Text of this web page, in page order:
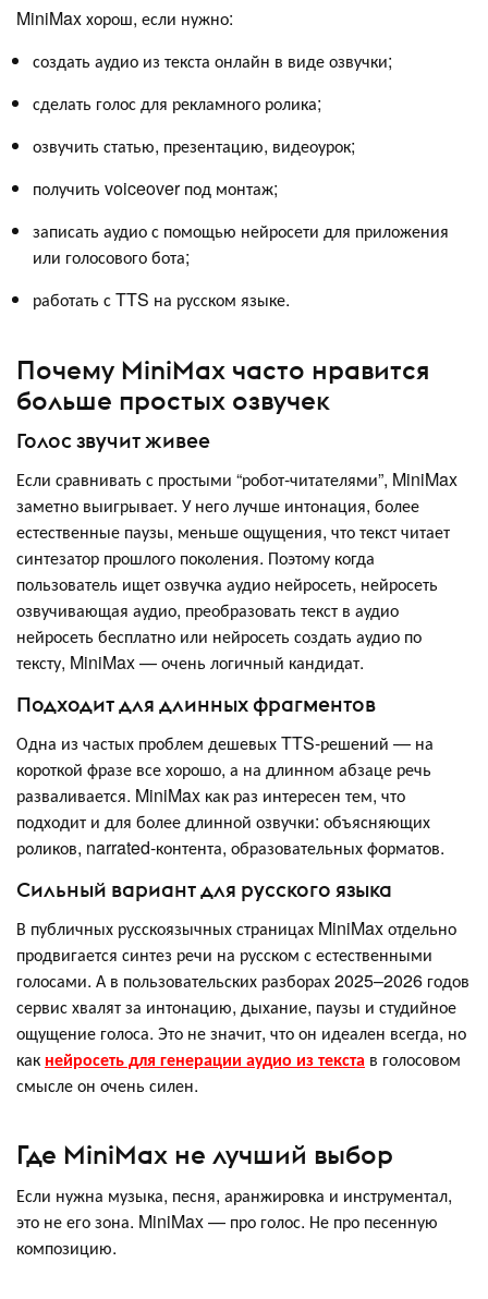
MiniMax хорош, если нужно:
создать аудио из текста онлайн в виде озвучки;
сделать голос для рекламного ролика;
озвучить статью, презентацию, видеоурок;
получить voiceover под монтаж;
записать аудио с помощью нейросети для приложения
или голосового бота;
работать с TTS на русском языке.
Почему MiniMax часто нравится
больше простых озвучек
Голос звучит живее
Если сравнивать с простыми “робот-читателями”, MiniMax
заметно выигрывает. У него лучше интонация, более
естественные паузы, меньше ощущения, что текст читает
синтезатор прошлого поколения. Поэтому когда
пользователь ищет озвучка аудио нейросеть, нейросеть
озвучивающая аудио, преобразовать текст в аудио
нейросеть бесплатно или нейросеть создать аудио по
тексту, MiniMax — очень логичный кандидат.
Подходит для длинных фрагментов
Одна из частых проблем дешевых TTS-решений — на
короткой фразе все хорошо, а на длинном абзаце речь
разваливается. MiniMax как раз интересен тем, что
подходит и для более длинной озвучки: объясняющих
роликов, narrated-контента, образовательных форматов.
Сильный вариант для русского языка
В публичных русскоязычных страницах MiniMax отдельно
продвигается синтез речи на русском с естественными
голосами. А в пользовательских разборах 2025–2026 годов
сервис хвалят за интонацию, дыхание, паузы и студийное
ощущение голоса. Это не значит, что он идеален всегда, но
как нейросеть для генерации аудио из текста в голосовом
смысле он очень силен.
Где MiniMax не лучший выбор
Если нужна музыка, песня, аранжировка и инструментал,
это не его зона. MiniMax — про голос. Не про песенную
композицию.